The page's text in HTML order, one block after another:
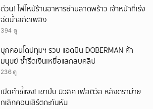
ด่วน! ไฟไหม้ร้านอาหารย่านลาดพร้าว เจ้าหน้าที่เร่ง
ฉีดน้ำสกัดเพลิง
394 ดู
บุกคอนโดปทุมฯ รวบ แอดมิน DOBERMAN ค้า
มนุษย์ ซ้ำรีดเงินเหยื่อแลกลบคลิป
236 ดู
เปิดคำชี้แจง! เขาปีบ มิวสิค เฟสติวัล หลังดราม่าย
กเลิกคอนเสิร์ตกะทันหัน